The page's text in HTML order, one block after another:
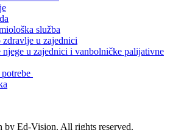
služba
zdravlje u zajednici
njege u zajednici i vanbolničke palijativne
Ed-Vision. All rights reserved.